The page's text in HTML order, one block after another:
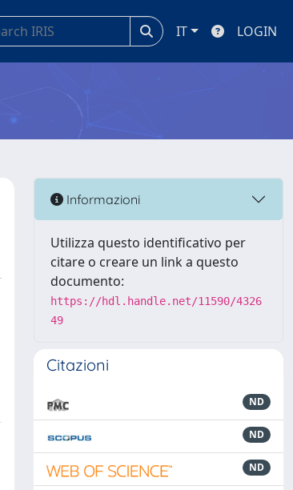
IT LOGIN
Informazioni
Utilizza questo identificativo per
citare o creare un link a questo
documento:
https://hdl.handle.net/11590/4326
49
Citazioni
ND
ND
ND